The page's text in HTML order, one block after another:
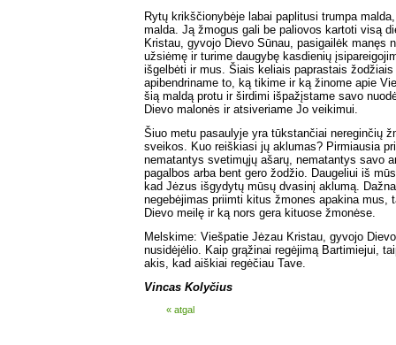
Rytų krikščionybėje labai paplitusi trumpa
malda. Ją žmogus gali be paliovos kartoti visą
Kristau, gyvojo Dievo Sūnau, pasigailėk manęs
užsiėmę ir turime daugybę kasdienių
išgelbėti ir mus. Šiais keliais paprastais
apibendriname to, ką tikime ir ką žinome apie
šią maldą protu ir širdimi išpažįstame savo
Dievo malonės ir atsiveriame Jo veikimui.
Šiuo metu pasaulyje yra tūkstančiai nereginčių
sveikos. Kuo reiškiasi jų aklumas? Pirmiausia
nematantys svetimųjų ašarų, nematantys savo
pagalbos arba bent gero žodžio. Daugeliui iš
kad Jėzus išgydytų mūsų dvasinį aklumą.
negebėjimas priimti kitus žmones apakina mus,
Dievo meilę ir ką nors gera kituose žmonėse.
Melskime: Viešpatie Jėzau Kristau, gyvojo
nusidėjėlio. Kaip grąžinai regėjimą Bartimiejui,
akis, kad aiškiai regėčiau Tave.
Vincas Kolyčius
« atgal